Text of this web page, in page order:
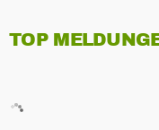
TOP